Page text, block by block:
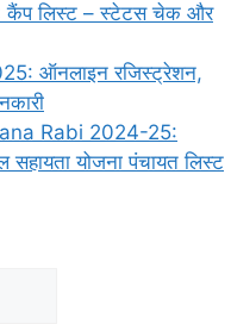
कैंप लिस्ट – स्टेटस चेक और
ऑनलाइन रजिस्ट्रेशन,
Rabi 2024-25:
योजना पंचायत लिस्ट